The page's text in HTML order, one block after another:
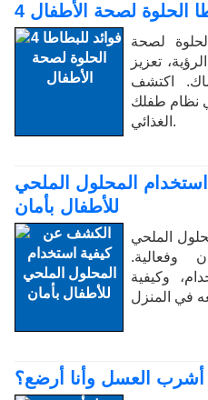
الحلوة لصحة الأطفال
لصحة
تعزيز
اكتشف
نظام طفلك
الغذائي.
المحلول الملحي
للأطفال بأمان
الملحي
وفعالية.
وكيفية
العسل وأنا أرضع؟